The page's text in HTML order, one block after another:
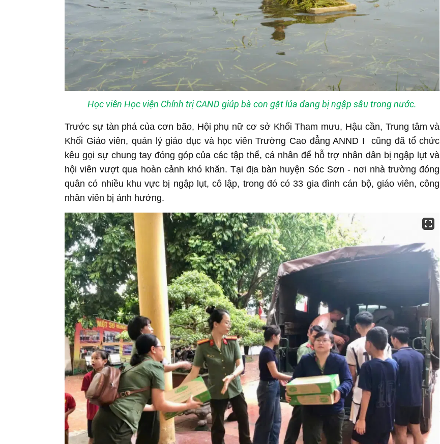
Học viên Học viện Chính trị CAND giúp bà con gặt lúa đang bị ngập sâu trong nước.
Trước sự tàn phá của cơn bão, Hội phụ nữ cơ sở Khối Tham mưu, Hậu cần, Trung tâm và
Khối Giáo viên, quản lý giáo dục và học viên Trường Cao đẳng ANND I cũng đã tổ chức
kêu gọi sự chung tay đóng góp của các tập thể, cá nhân để hỗ trợ nhân dân bị ngập lụt và
hội viên vượt qua hoàn cảnh khó khăn. Tại địa bàn huyện Sóc Sơn - nơi nhà trường đóng
quân có nhiều khu vực bị ngập lụt, cô lập, trong đó có 33 gia đình cán bộ, giáo viên, công
nhân viên bị ảnh hưởng.